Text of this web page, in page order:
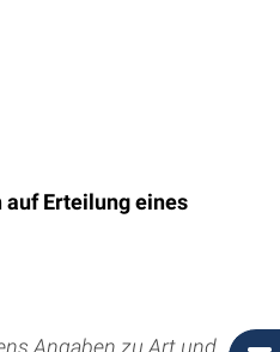
auf Erteilung eines
Angaben zu Art und